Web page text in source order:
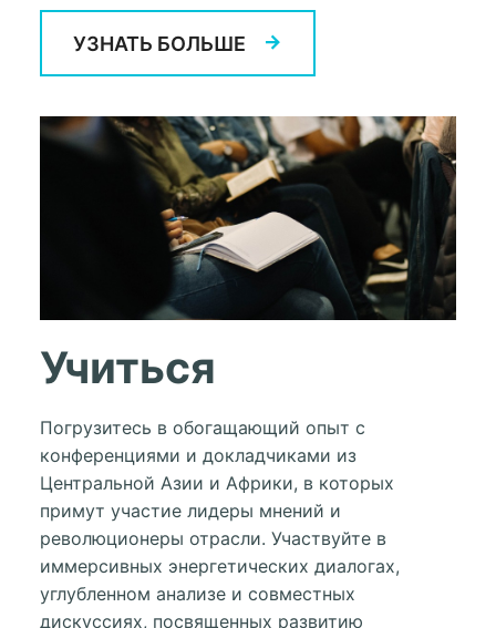
УЗНАТЬ БОЛЬШЕ
Учиться
Погрузитесь в обогащающий опыт с
конференциями и докладчиками из
Центральной Азии и Африки, в которых
примут участие лидеры мнений и
революционеры отрасли. Участвуйте в
иммерсивных энергетических диалогах,
углубленном анализе и совместных
дискуссиях, посвященных развитию